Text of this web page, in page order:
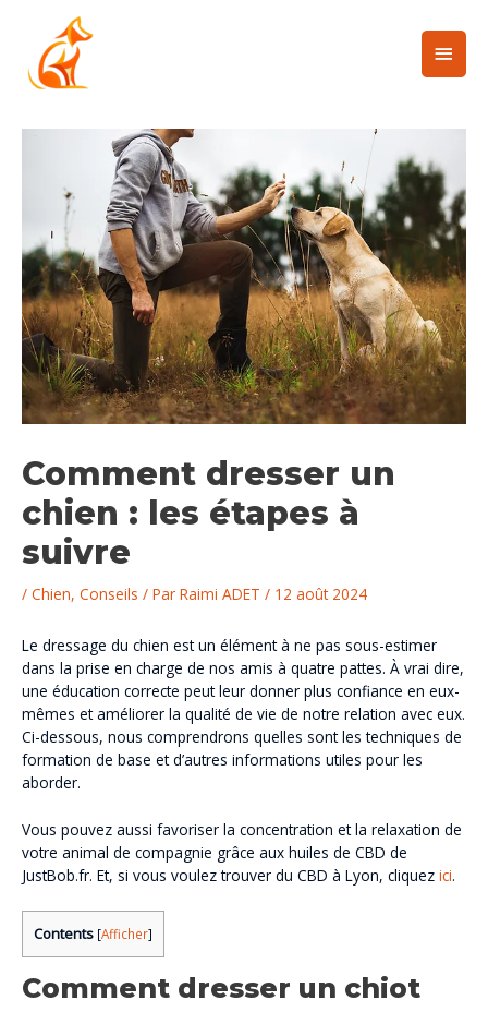
Comment dresser un
chien : les étapes à
suivre
/ Chien, Conseils / Par Raimi ADET / 12 août 2024
Le dressage du chien est un élément à ne pas sous-estimer
dans la prise en charge de nos amis à quatre pattes. À vrai dire,
une éducation correcte peut leur donner plus confiance en eux-
mêmes et améliorer la qualité de vie de notre relation avec eux.
Ci-dessous, nous comprendrons quelles sont les techniques de
formation de base et d’autres informations utiles pour les
aborder.
Vous pouvez aussi favoriser la concentration et la relaxation de
votre animal de compagnie grâce aux huiles de CBD de
JustBob.fr. Et, si vous voulez trouver du CBD à Lyon, cliquez ici.
Contents [Afficher]
Comment dresser un chiot